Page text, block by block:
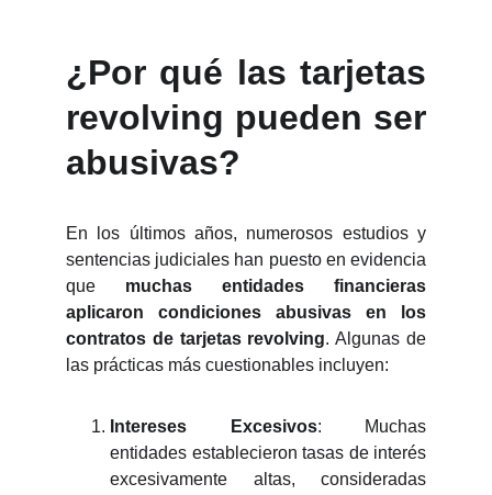
¿Por qué las tarjetas
revolving pueden ser
abusivas?
En los últimos años, numerosos estudios y
sentencias judiciales han puesto en evidencia
que muchas entidades financieras
aplicaron condiciones abusivas en los
contratos de tarjetas revolving. Algunas de
las prácticas más cuestionables incluyen:
Intereses Excesivos: Muchas
entidades establecieron tasas de interés
excesivamente altas, consideradas